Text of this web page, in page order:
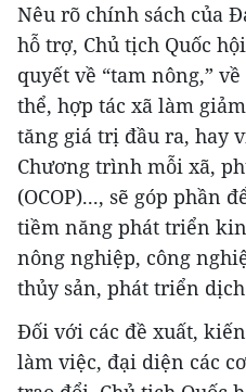
Nêu rõ chính sách của
hỗ trợ, Chủ tịch Quốc
quyết về “tam nông,”
thể, hợp tác xã làm
tăng giá trị đầu ra, hay
Chương trình mỗi xã,
(OCOP)..., sẽ góp phần
tiềm năng phát triển
nông nghiệp, công
thủy sản, phát triển
Đối với các đề xuất,
làm việc, đại diện các